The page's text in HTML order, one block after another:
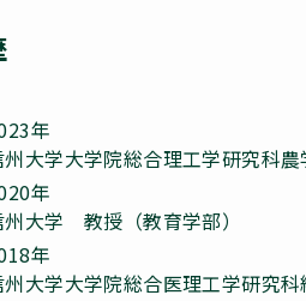
年
州大学大学院総合理工学研究科
年
州大学 教授（教育学部）
年
州大学大学院総合医理工学研究